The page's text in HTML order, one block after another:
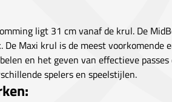
ligt 31 cm vanaf de krul. De
De Maxi krul is de meest voorkomende
en het geven van effectieve
spelers en speelstijlen.